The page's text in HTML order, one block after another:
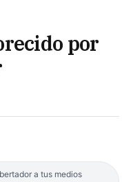
por
a tus medios